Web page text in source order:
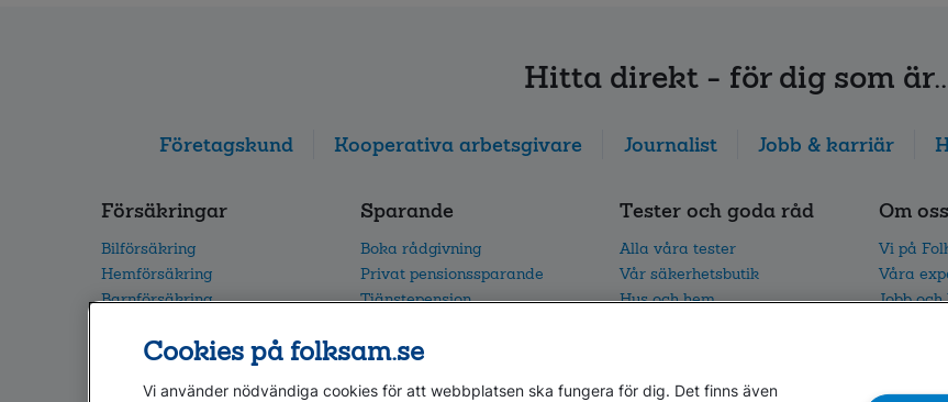
Hitta direkt - för dig som
Företagskund Kooperativa arbetsgivare Journalist Jobb & karriär
Försäkringar
Bilförsäkring
Hemförsäkring
Barnförsäkring
Alla försäkringar
Sparande
Boka rådgivning
Privat pensionssparande
Tjänstepension
Flytta din pension
Tester och goda råd
Alla våra tester
Vår säkerhetsbutik
Hus och hem
Om oss
Vi på
Våra
Jobb
Cookies på folksam.se
Vi använder nödvändiga cookies för att webbplatsen ska fungera för dig. Det finns även